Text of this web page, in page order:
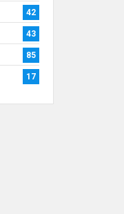
42
43
85
17